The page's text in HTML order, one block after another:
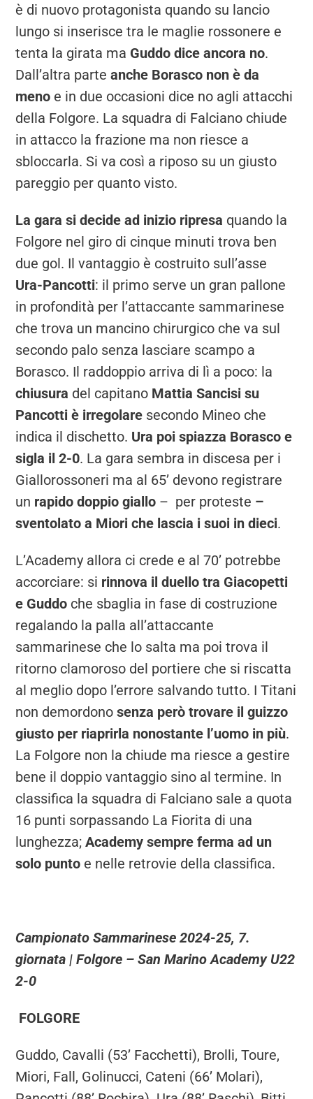
è di nuovo protagonista quando su lancio
lungo si inserisce tra le maglie rossonere e
tenta la girata ma Guddo dice ancora no.
Dall’altra parteanche Borasco non è da
meno e in due occasioni dice no agli attacchi
della Folgore. La squadra di Falciano chiude
in attacco la frazione ma non riesce a
sbloccarla. Si va così a riposo su un giusto
pareggio per quanto visto.
La gara si decide ad inizio ripresa quando la
Folgore nel giro di cinque minuti trova ben
due gol. Il vantaggio è costruito sull’asse
Ura-Pancotti: il primo serve un gran pallone
in profondità per l’attaccante sammarinese
che trova un mancino chirurgico che va sul
secondo palo senza lasciare scampo a
Borasco. Il raddoppio arriva di lì a poco: la
chiusura del capitano Mattia Sancisi su
Pancotti è irregolare secondo Mineo che
indica il dischetto. Ura poi spiazza Borasco e
sigla il 2-0. La gara sembra in discesa per i
Giallorossoneri ma al 65’ devono registrare
un rapido doppio giallo – per proteste –
sventolato a Miori che lascia i suoi in dieci.
L’Academy allora ci crede e al 70’ potrebbe
accorciare: si rinnova il duello tra Giacopetti
e Guddo che sbaglia in fase di costruzione
regalando la palla all’attaccante
sammarinese che lo salta ma poi trova il
ritorno clamoroso del portiere che si riscatta
al meglio dopo l’errore salvando tutto. I Titani
non demordonosenza però trovare il guizzo
giusto per riaprirla nonostante l’uomo in più.
La Folgore non la chiude ma riesce a gestire
bene il doppio vantaggio sino al termine. In
classifica la squadra di Falciano sale a quota
16 punti sorpassando La Fiorita di una
lunghezza;Academy sempre ferma ad un
solo punto e nelle retrovie della classifica.
Campionato Sammarinese 2024-25, 7.
giornata | Folgore – San Marino Academy U22
2-0
FOLGORE
Guddo, Cavalli (53’ Facchetti), Brolli, Toure,
Miori, Fall, Golinucci, Cateni (66’ Molari),